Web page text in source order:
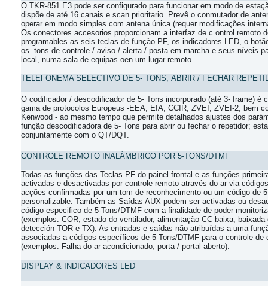
O TKR-851 E3 pode ser configurado para funcionar em modo de
dispõe de até 16 canais e scan prioritario. Prevê o conmutador de
operar em modo simples com antena única (requer modificações
Os conectores accesorios proporcionam a interfaz de c ontrol remoto
programables as seis teclas de função PF, os indicadores LED, o
os tons de controle / aviso / alerta / posta em marcha e seus níveis
local, numa sala de equipas oen um lugar remoto.
TELEFONEMA SELECTIVO DE 5- TONS, ABRIR / FECHAR
O codificador / descodificador de 5- Tons incorporado (até 3- frame) é
gama de protocolos Europeus -EEA, EIA, CCIR, ZVEI, ZVEI-2, bem
Kenwood - ao mesmo tempo que permite detalhados ajustes dos
função descodificadora de 5- Tons para abrir ou fechar o repetidor;
conjuntamente com o QT/DQT.
CONTROLE REMOTO INALÁMBRICO POR 5-TONS/DTMF
Todas as funções das Teclas PF do painel frontal e as funções
activadas e desactivadas por controle remoto através do ar via
acções confirmadas por um tom de reconhecimento ou um código de
personalizable. Também as Saídas AUX podem ser activadas ou
código especifico de 5-Tons/DTMF com a finalidade de poder
(exemplos: COR, estado do ventilador, alimentação CC baixa,
detección TOR e TX). As entradas e saídas não atribuídas a uma
associadas a códigos específicos de 5-Tons/DTMF para o controle de
(exemplos: Falha do ar acondicionado, porta / portal aberto).
DISPLAY & INDICADORES LED